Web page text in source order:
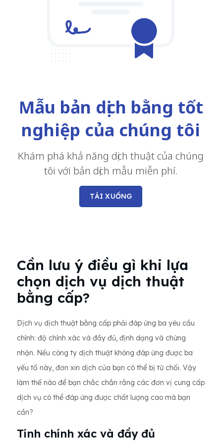
Mẫu bản dịch bằng tốt
nghiệp của chúng tôi
Khám phá khả năng dịch thuật của chúng
tôi với bản dịch mẫu miễn phí.
TẢI XUỐNG
Cần lưu ý điều gì khi lựa
chọn dịch vụ dịch thuật
bằng cấp?
Dịch vụ dịch thuật bằng cấp phải đáp ứng ba yêu cầu
chính: độ chính xác và đầy đủ, định dạng và chứng
nhận. Nếu công ty dịch thuật không đáp ứng được ba
yếu tố này, đơn xin dịch của bạn có thể bị từ chối. Vậy
làm thế nào để bạn chắc chắn rằng các đơn vị cung cấp
dịch vụ có thể đáp ứng được chất lượng cao mà bạn
cần?
Tính chính xác và đầy đủ